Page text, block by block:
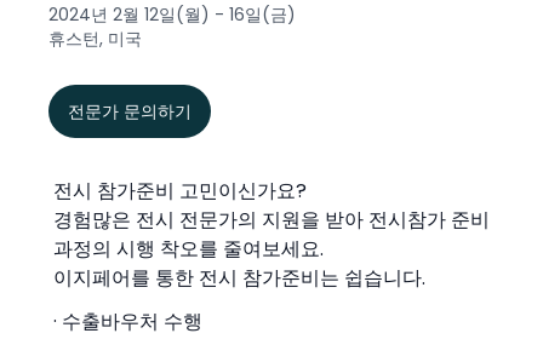
2024년 2월 12일(월) - 16일(금)
휴스턴, 미국
전문가 문의하기
전시 참가준비 고민이신가요?
경험많은 전시 전문가의 지원을 받아 전시참가 준비
과정의 시행 착오를 줄여보세요.
이지페어를 통한 전시 참가준비는 쉽습니다.
· 수출바우처 수행